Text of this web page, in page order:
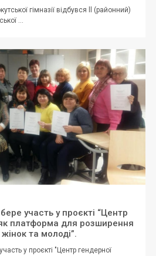
гімназії відбувся ll (районний)
...
участь у проєкті “Центр
як платформа для розширення
та молоді”.
у проєкті "Центр гендерної